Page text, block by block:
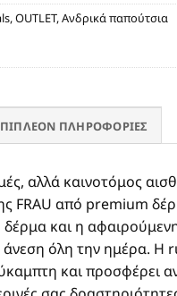
,OUTLET,Ανδρικά παπούτσια
ΠΛΗΡΟΦΟΡΊΕΣ
αλλά καινοτόμος
FRAU από premium
και η
άνεση όλη την ημέρα. Η
και προσφέρει